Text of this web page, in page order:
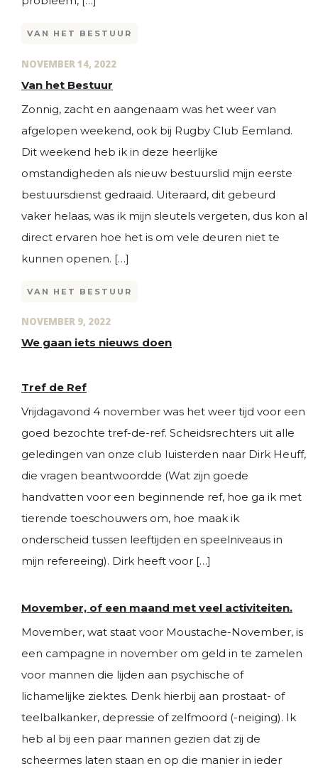
VAN HET BESTUUR
NOVEMBER 14, 2022
Van het Bestuur
Zonnig, zacht en aangenaam was het weer van
afgelopen weekend, ook bij Rugby Club Eemland.
Dit weekend heb ik in deze heerlijke
omstandigheden als nieuw bestuurslid mijn eerste
bestuursdienst gedraaid. Uiteraard, dit gebeurd
vaker helaas, was ik mijn sleutels vergeten, dus kon al
direct ervaren hoe het is om vele deuren niet te
kunnen openen. […]
VAN HET BESTUUR
NOVEMBER 9, 2022
We gaan iets nieuws doen
Tref de Ref
Vrijdagavond 4 november was het weer tijd voor een
goed bezochte tref-de-ref. Scheidsrechters uit alle
geledingen van onze club luisterden naar Dirk Heuff,
die vragen beantwoordde (Wat zijn goede
handvatten voor een beginnende ref, hoe ga ik met
tierende toeschouwers om, hoe maak ik
onderscheid tussen leeftijden en speelniveaus in
mijn refereeing). Dirk heeft voor […]
Movember, of een maand met veel activiteiten.
Movember, wat staat voor Moustache-November, is
een campagne in november om geld in te zamelen
voor mannen die lijden aan psychische of
lichamelijke ziektes. Denk hierbij aan prostaat- of
teelbalkanker, depressie of zelfmoord (-neiging). Ik
heb al bij een paar mannen gezien dat zij de
scheermes laten staan en op die manier in ieder